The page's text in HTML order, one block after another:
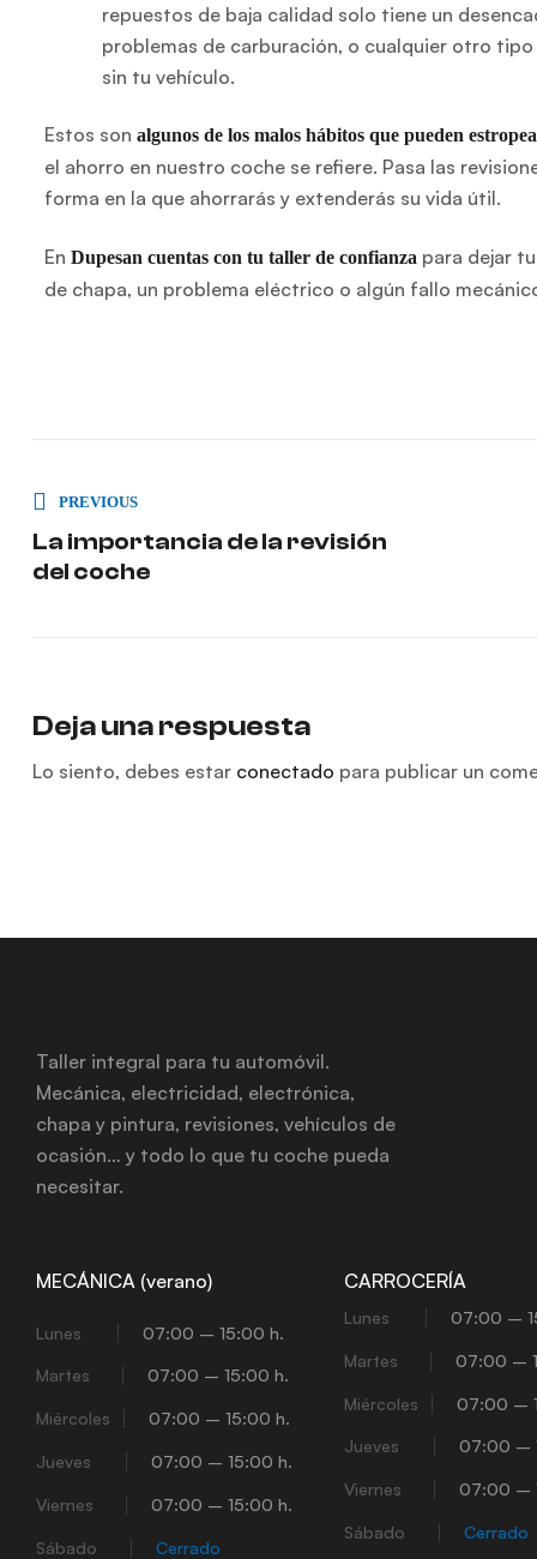
repuestos de baja calidad solo tiene un
problemas de carburación, o cualquier otro
sin tu vehículo.
Estos son algunos de los malos hábitos que pueden
el ahorro en nuestro coche se refiere. Pasa las
forma en la que ahorrarás y extenderás su vida útil.
En Dupesan cuentas con tu taller de confianza para dejar
de chapa, un problema eléctrico o algún fallo
PREVIOUS
La importancia de la revisión
del coche
Deja una respuesta
Lo siento, debes estar conectado para publicar un
Taller integral para tu automóvil.
Mecánica, electricidad, electrónica,
chapa y pintura, revisiones, vehículos de
ocasión… y todo lo que tu coche pueda
necesitar.
MECÁNICA (verano)
Lunes 07:00 – 15:00 h.
Martes 07:00 – 15:00 h.
Miércoles 07:00 – 15:00 h.
Jueves 07:00 – 15:00 h.
Viernes 07:00 – 15:00 h.
Sábado Cerrado
CARROCERÍA
Lunes 07:00 –
Martes 07:00 –
Miércoles 07:00 –
Jueves 07:00 –
Viernes 07:00 –
Sábado Cerrado